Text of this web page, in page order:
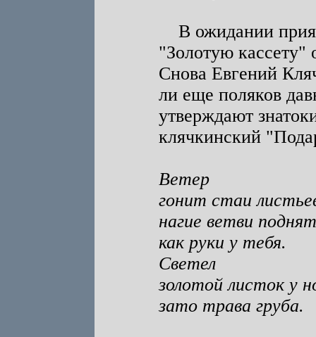
В ожидании
"Золотую кассету"
Снова Евгений
ли еще поляков
утверждают
клячкинский
Ветер
гонит стаи
нагие ветви
как руки у тебя.
Светел
золотой листок у
зато трава груба.